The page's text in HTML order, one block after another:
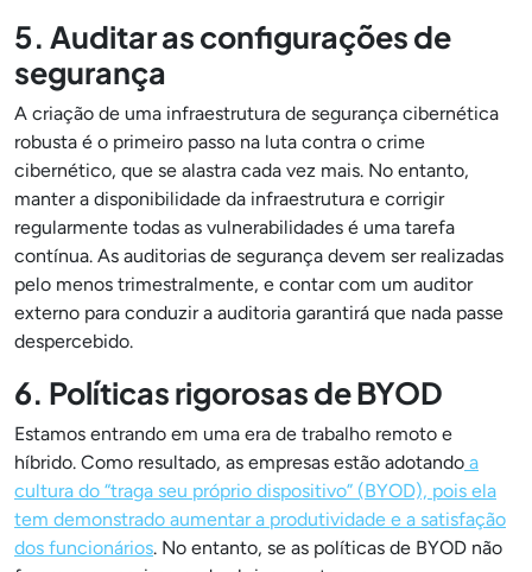
5. Auditar as configurações de
segurança
A criação de uma infraestrutura de segurança cibernética
robusta é o primeiro passo na luta contra o crime
cibernético, que se alastra cada vez mais. No entanto,
manter a disponibilidade da infraestrutura e corrigir
regularmente todas as vulnerabilidades é uma tarefa
contínua. As auditorias de segurança devem ser realizadas
pelo menos trimestralmente, e contar com um auditor
externo para conduzir a auditoria garantirá que nada passe
despercebido.
6. Políticas rigorosas de BYOD
Estamos entrando em uma era de trabalho remoto e
híbrido. Como resultado, as empresas estão adotando a
cultura do “traga seu próprio dispositivo” (BYOD), pois ela
tem demonstrado aumentar a produtividade e a satisfação
dos funcionários. No entanto, se as políticas de BYOD não